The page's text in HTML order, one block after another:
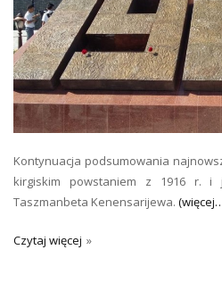
Kontynuacja podsumowania
kirgiskim powstaniem z 1916 r. i
Taszmanbeta Kenensarijewa.
Czytaj więcej